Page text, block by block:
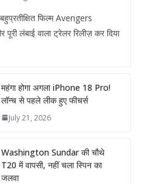
फिल्म Avengers
लंबाई वाला ट्रेलर रिलीज़ कर दिया
महंगा होगा अगला iPhone 18 Pro!
लॉन्च से पहले लीक हुए फीचर्स
July 21, 2026
Washington Sundar की चौथे
T20 में वापसी, नहीं चला स्पिन का
जलवा